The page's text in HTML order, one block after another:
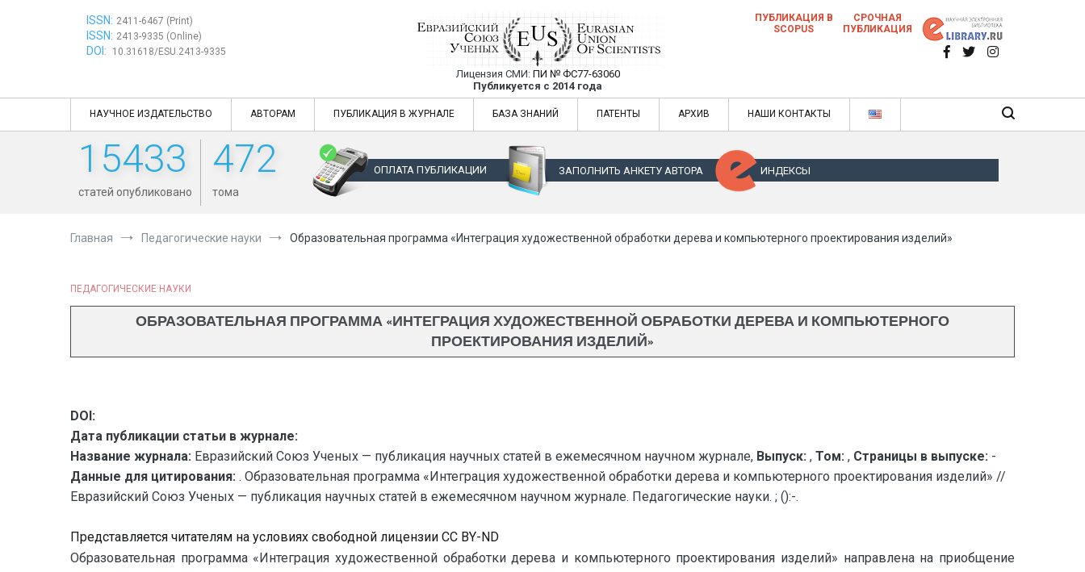
ISSN: 2411-6467 (Print)
ISSN: 2413-9335 (Online)
DOI: 10.31618/ESU.2413-9335
Евразийский Союз Ученых — публикация научных статей в ежемесячном научном
журнале
Лицензия СМИ: ПИ № ФС77-63060
Публикуется с 2014 года
Евразийский Союз Ученых — публикация научных статей в ежемесячном научном журнале
ПУБЛИКАЦИЯ В
SCOPUS
СРОЧНАЯ
ПУБЛИКАЦИЯ
НАУЧНОЕ ИЗДАТЕЛЬСТВО АВТОРАМ ПУБЛИКАЦИЯ В ЖУРНАЛЕ БАЗА ЗНАНИЙ ПАТЕНТЫ АРХИВ НАШИ КОНТАКТЫ
15433
статей опубликовано
472
тома
ОПЛАТА ПУБЛИКАЦИИ ЗАПОЛНИТЬ АНКЕТУ АВТОРА ИНДЕКСЫ
Главная Педагогические науки Образовательная программа «Интеграция художественной обработки дерева и компьютерного проектирования изделий»
ПЕДАГОГИЧЕСКИЕ НАУКИ
ОБРАЗОВАТЕЛЬНАЯ ПРОГРАММА «ИНТЕГРАЦИЯ ХУДОЖЕСТВЕННОЙ ОБРАБОТКИ ДЕРЕВА И КОМПЬЮТЕРНОГО
ПРОЕКТИРОВАНИЯ ИЗДЕЛИЙ»
DOI:
Дата публикации статьи в журнале:
Название журнала: Евразийский Союз Ученых — публикация научных статей в ежемесячном научном журнале, Выпуск: , Том: , Страницы в выпуске: -
Данные для цитирования: . Образовательная программа «Интеграция художественной обработки дерева и компьютерного проектирования изделий» //
Евразийский Союз Ученых — публикация научных статей в ежемесячном научном журнале. Педагогические науки. ; ():-.
Представляется читателям на условиях свободной лицензии CC BY-ND
Образовательная программа «Интеграция художественной обработки дерева и компьютерного проектирования изделий» направлена на приобщение